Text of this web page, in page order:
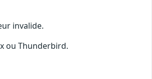
invalide.
ou Thunderbird.